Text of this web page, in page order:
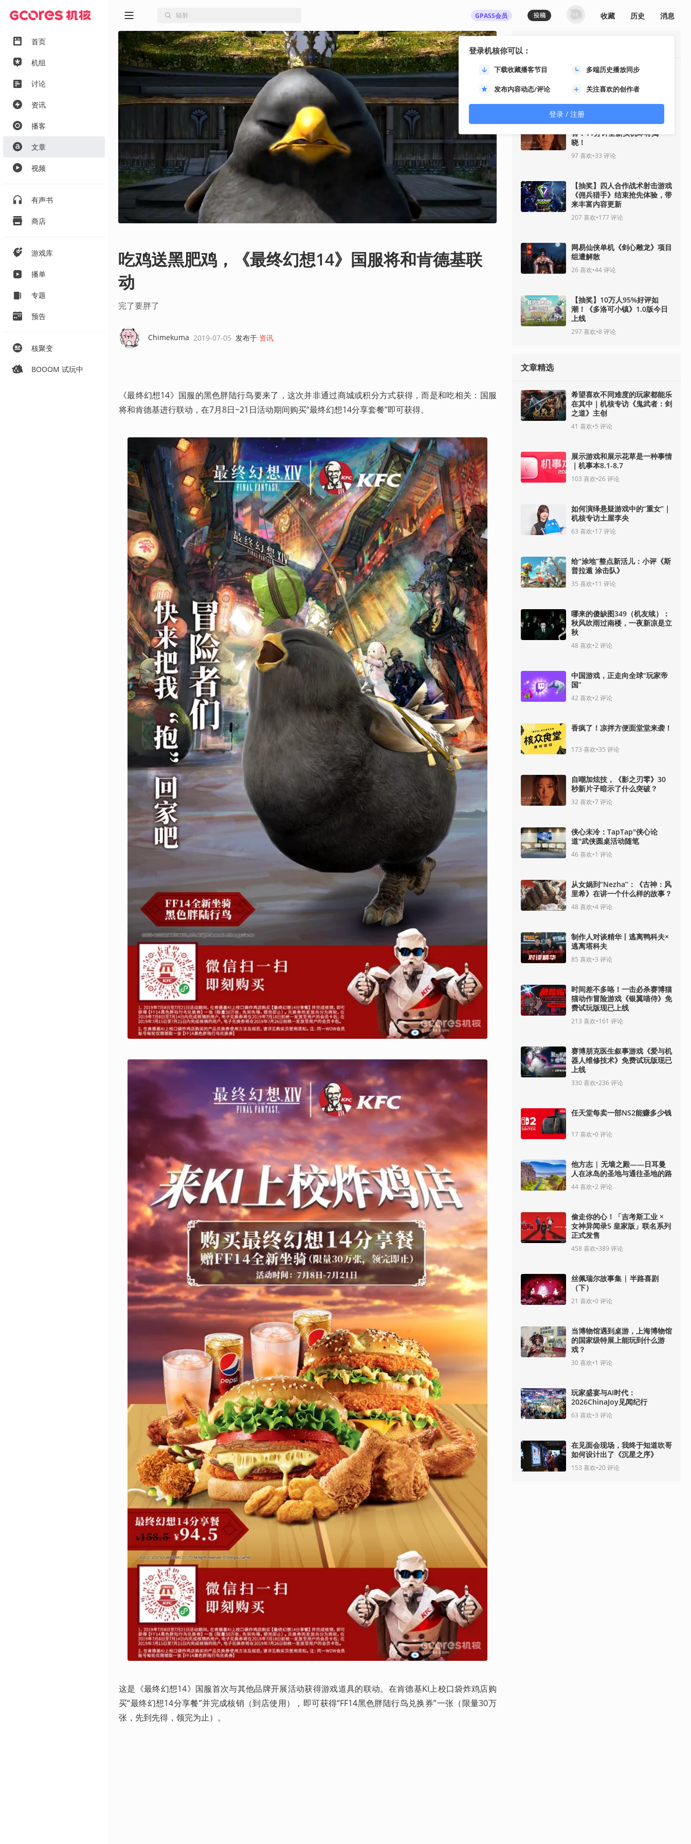
首页
机组
讨论
资讯
播客
文章
视频
有声书
商店
游戏库
播单
专题
预告
核聚变
BOOOM 试玩中
GPASS会员
登录机核你可以：
下载收藏播客节目 多端历史播放同步
发布内容动态/评论 关注喜欢的创作者
登录 / 注册
收藏 历史 消息
吃鸡送黑肥鸡，《最终幻想14》国服将和肯德基联
动
完了要胖了
Chimekuma 2019-07-05 发布于 资讯
《最终幻想14》国服的黑色胖陆行鸟要来了，这次并非通过商城或积分方式获得，而是和吃相关：国服
将和肯德基进行联动，在7月8日~21日活动期间购买“最终幻想14分享套餐”即可获得。
这是《最终幻想14》国服首次与其他品牌开展活动获得游戏道具的联动。在肯德基KI上校口袋炸鸡店购
买“最终幻想14分享餐”并完成核销（到店使用），即可获得“FF14黑色胖陆行鸟兑换券”一张（限量30万
张，先到先得，领完为止）。
最热资讯
《GTA6》“分量十足的一瞥”预
37 喜欢•30评论
《影之刃零》8月12日开启预
售！11分钟全新实机即将揭
晓！
97喜欢•33 评论
【抽奖】四人合作战术射击游戏
《佣兵猎手》结束抢先体验，带
来丰富内容更新
207喜欢•177评论
网易仙侠单机《剑心雕龙》项目
组遭解散
26喜欢•44评论
【抽奖】10万人95%好评如
潮！《多洛可小镇》1.0版今日
上线
297喜欢•8 评论
文章精选
希望喜欢不同难度的玩家都能乐
在其中｜机核专访《鬼武者：剑
之道》主创
41 喜欢•5 评论
展示游戏和展示花草是一种事情
｜机事本8.1-8.7
103 喜欢•26评论
如何演绎悬疑游戏中的“重女”｜
机核专访土屋李央
63 喜欢•17评论
给“涂地”整点新活儿：小评《斯
普拉遁 涂击队》
35 喜欢•11 评论
哪来的傻缺图349（机友续）：
秋风吹雨过南楼，一夜新凉是立
秋
48 喜欢•2 评论
中国游戏，正走向全球“玩家帝
国”
42 喜欢•2 评论
香疯了！凉拌方便面堂堂来袭！
173 喜欢•35 评论
自嘲加炫技，《影之刃零》30
秒新片子暗示了什么突破？
32 喜欢•7评论
侠心未冷：TapTap"侠心论
道"武侠圆桌活动随笔
46喜欢•1 评论
从女娲到“Nezha”：《古神：风
里希》在讲一个什么样的故事？
48 喜欢•4评论
制作人对谈精华丨逃离鸭科夫×
逃离塔科夫
85 喜欢•3 评论
时间差不多咯！一击必杀赛博猫
猫动作冒险游戏《银翼喵侍》免
费试玩版现已上线
213 喜欢•161 评论
赛博朋克医生叙事游戏《爱与机
器人维修技术》免费试玩版现已
上线
330喜欢•236评论
任天堂每卖一部NS2能赚多少钱
17喜欢•0评论
他方志 | 无墙之殿——日耳曼
人在冰岛的圣地与通往圣地的路
44喜欢•2 评论
偷走你的心！「吉考斯工业 ×
女神异闻录5 皇家版」联名系列
正式发售
458 喜欢•389 评论
丝佩瑞尔故事集 | 半路喜剧
（下）
21 喜欢•0评论
当博物馆遇到桌游，上海博物馆
的国家级特展上能玩到什么游
戏？
30喜欢•1 评论
玩家盛宴与AI时代：
2026ChinaJoy见闻纪行
63 喜欢•3 评论
在见面会现场，我终于知道吹哥
如何设计出了《沉星之序》
153 喜欢•20评论